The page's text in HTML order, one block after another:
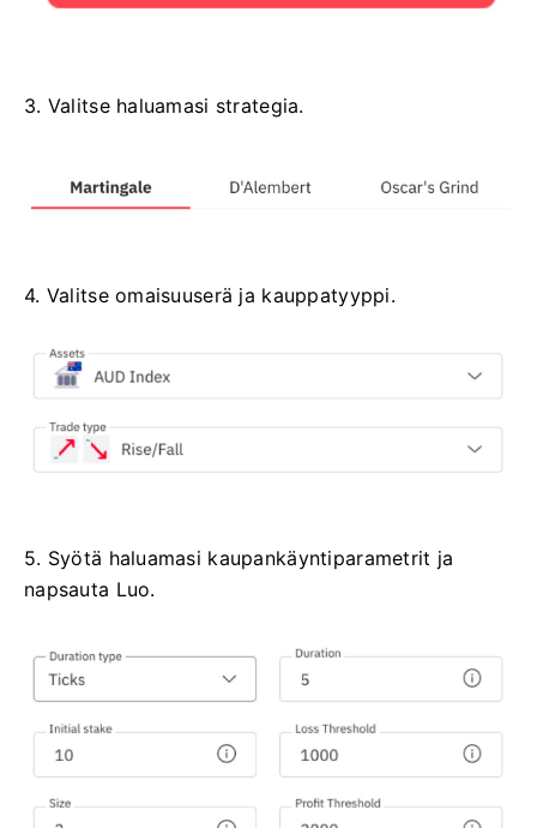
3. Valitse haluamasi strategia.
4. Valitse omaisuuserä ja kauppatyyppi.
5. Syötä haluamasi kaupankäyntiparametrit ja
napsauta Luo.